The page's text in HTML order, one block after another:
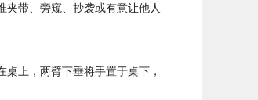
带、旁窥、抄袭或有意让他人
上，两臂下垂将手置于桌下，